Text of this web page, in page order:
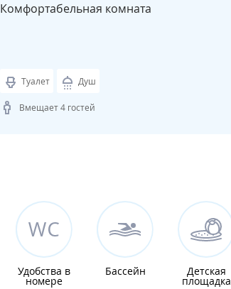
Комфортабельная комната
Туалет Душ
Вмещает 4 гостей
Удобства в
номере
Бассейн Детская
площадка